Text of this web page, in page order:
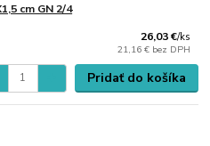
cm GN 2/4
26,03 €/ks
21,16 € bez DPH
Pridať do košíka